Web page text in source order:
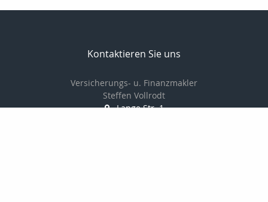
Kontaktieren Sie uns
Versicherungs- u. Finanzmakler
Steffen Vollrodt
Lange Str. 1